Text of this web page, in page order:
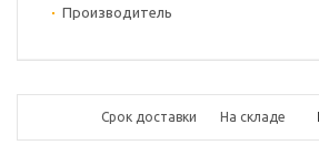
Производитель
Срок доставки На складе